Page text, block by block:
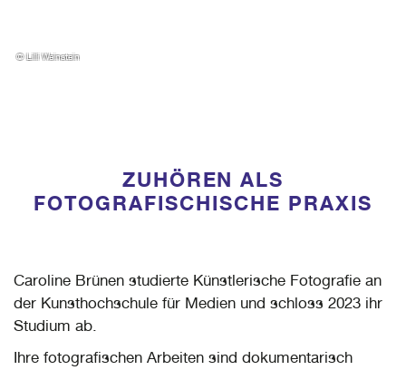
© Lilli Weinstein
ZUHÖREN ALS
FOTOGRAFISCHISCHE PRAXIS
Caroline Brünen studierte Künstlerische Fotografie an
der Kunsthochschule für Medien und schloss 2023 ihr
Studium ab.
Ihre fotografischen Arbeiten sind dokumentarisch